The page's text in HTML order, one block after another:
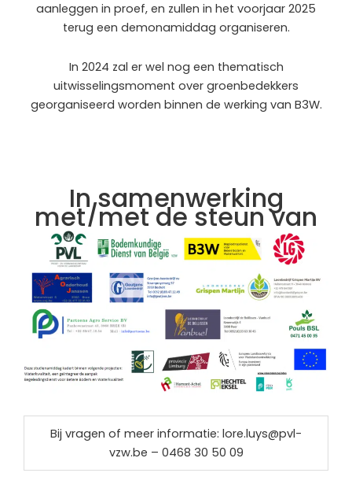
aanleggen in proef, en zullen in het voorjaar 2025
terug een demonamiddag organiseren.
In 2024 zal er wel nog een thematisch
uitwisselingsmoment over groenbedekkers
georganiseerd worden binnen de werking van B3W.
In samenwerking
met/met de steun van
Bij vragen of meer informatie: lore.luys@pvl-
vzw.be – 0468 30 50 09